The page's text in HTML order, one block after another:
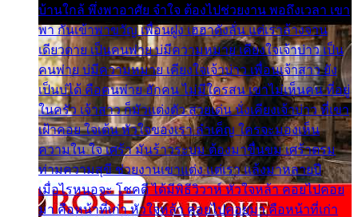
บ้านใกล้ พึ่งพาอาศัย จำใจ ต้องไปช่วยงาน พอถึงเวลา เขา
พา กันเข้าพาขวัญ เพื่อนฝูง เฮฮาดังลั่น แต่เราล้างจาน
เดียวดาย เป็นคนพ่าย บ่มีความหมาย เคียงใจเจ้าบ่าว เป็น
คนพ่าย บ่มีความหมาย เคียงใจเจ้าบ่าว เพื่อนเจ้าสาว ยัง
เป็นบ่ได้ คือคนพ่าย ฮักคน ไม่มีใครสน เขาไม่เห็นคน ที่อยู่
ในครัว เจ้าสาว ก็มัวแต่งตัว สวยเด่น นั่งเคียงเจ้าบ่าว ที่เขา
เฝ้าคอย ใจเต้น หัวใจของเรา ลำเค็ญ ใครจะมองเห็น
ความใน ใจ เศร้า มันร้าวระบม ต้องมาขื่นขม เศร้าตรม
ท่ามความสุขี ช่วยงานเขาแต่ง แต่เรา แล้งมาหลายปี
เมื่อไรหนอจะ โชคดี ได้มีพิธีวิวาห์ หัวใจหล้า คอยไปคอย
มา คือหน้าที่เก่า หัวใจหล้า คอยไปคอยมา คือหน้าที่เก่า